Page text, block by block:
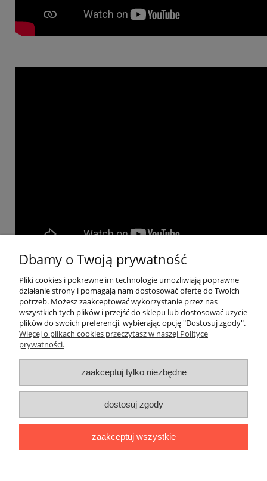
Pomoc
Okna dachowe
Płatności i dostawa
Informacje
O nas
Dbamy o Twoją prywatność
Pliki cookies i pokrewne im technologie umożliwiają poprawne
działanie strony i pomagają nam dostosować ofertę do Twoich
potrzeb. Możesz zaakceptować wykorzystanie przez nas
wszystkich tych plików i przejść do sklepu lub dostosować użycie
plików do swoich preferencji, wybierając opcję "Dostosuj zgody".
Więcej o plikach cookies przeczytasz w naszej Polityce
prywatności.
zaakceptuj tylko niezbędne
dostosuj zgody
zaakceptuj wszystkie